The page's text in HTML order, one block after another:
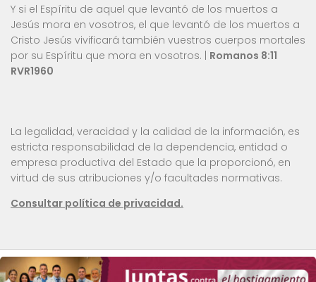
Y si el Espíritu de aquel que levantó de los muertos a
Jesús mora en vosotros, el que levantó de los muertos a
Cristo Jesús vivificará también vuestros cuerpos mortales
por su Espíritu que mora en vosotros. | Romanos 8:11
RVR1960
La legalidad, veracidad y la calidad de la información, es
estricta responsabilidad de la dependencia, entidad o
empresa productiva del Estado que la proporcionó, en
virtud de sus atribuciones y/o facultades normativas.
Consultar política de privacidad.